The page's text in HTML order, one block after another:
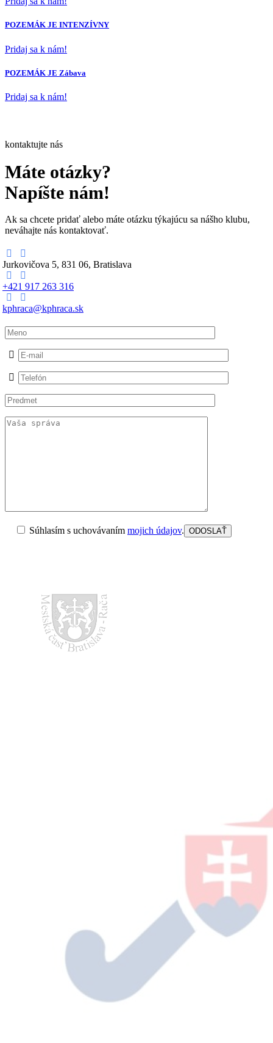
POZEMÁK JE INTENZÍVNY
Pridaj sa k nám!
POZEMÁK JE Zábava
Pridaj sa k nám!
kontaktujte nás
Máte otázky?
Napíšte nám!
Ak sa chcete pridať alebo máte otázku týkajúcu sa nášho klubu,
neváhajte nás kontaktovať.
Jurkovičova 5, 831 06, Bratislava
+421 917 263 316
kphraca@kphraca.sk
Súhlasím s uchovávaním mojich údajov.